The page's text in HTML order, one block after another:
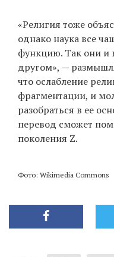
«Религия тоже
однако наука все
функцию. Так они и
другом», —
что ослабление
фрагментации, и
разобраться в ее
перевод сможет
поколения Z.
Фото: Wikimedia Commons